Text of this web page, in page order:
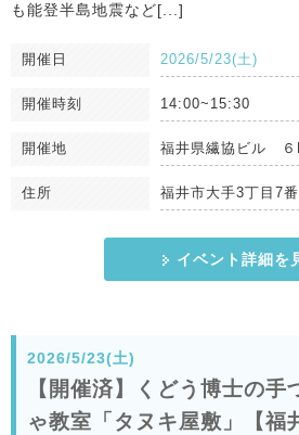
も能登半島地震など[...]
開催日 2026/5/23(土)
開催時刻 14:00~15:30
開催地 福井県繊協ビル
住所 福井市大手3丁目7
イベント詳細を
2026/5/23(土)
【開催済】くどう博士の手
ゃ教室「タヌキ屋敷」【福